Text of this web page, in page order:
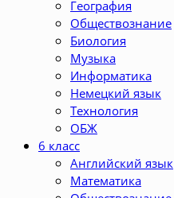
География
Обществознание
Биология
Музыка
Информатика
Немецкий язык
Технология
ОБЖ
6 класс
Английский язык
Математика